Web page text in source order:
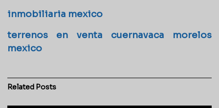
inmobiliaria mexico
terrenos en venta cuernavaca morelos
mexico
Related Posts